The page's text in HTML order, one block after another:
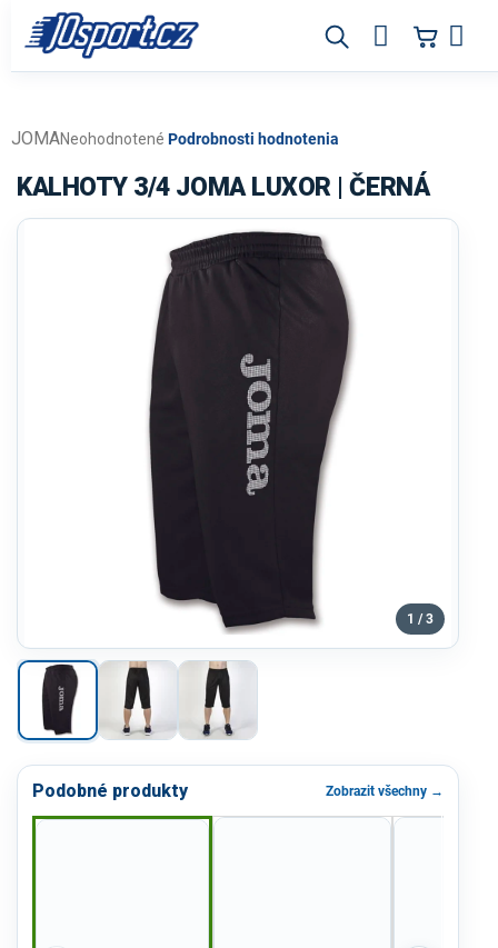
obsah
Priemerné
produktu
je
0,0
Neohodnotené Podrobnosti hodnotenia
JOMA
KALHOTY 3/4 JOMA LUXOR | ČERNÁ
1 / 3
Podobné produkty Zobrazit všechny →